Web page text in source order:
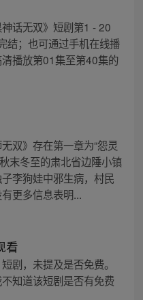
话无双》短剧第1 - 20
结；也可通过手机在线播
播放第01集至第40集的
双》存在第一章为“怨灵
末冬至的肃北省边陲小镇
李狗娃中邪生病，村民
更多信息表明...
看
剧，未提及是否免费。
知道该短剧是否有免费